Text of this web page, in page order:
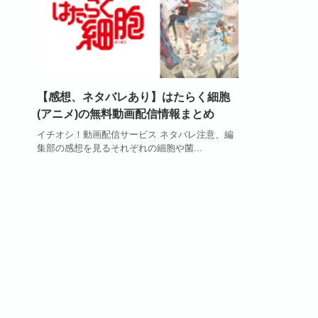
【感想、ネタバレあり】はたらく細胞
(アニメ)の無料動画配信情報まとめ
イチオシ！動画配信サービス ネタバレ注意、編
集部の感想を見るそれぞれの細胞や菌...